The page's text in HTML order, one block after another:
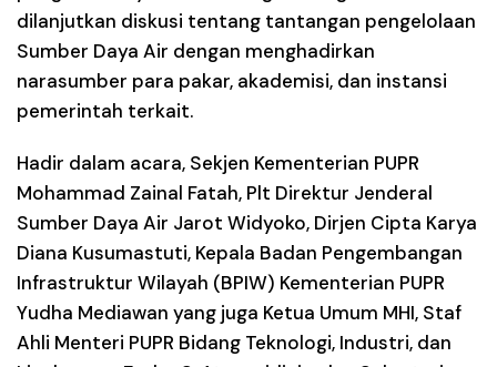
dilanjutkan diskusi tentang tantangan pengelolaan
Sumber Daya Air dengan menghadirkan
narasumber para pakar, akademisi, dan instansi
pemerintah terkait.
Hadir dalam acara, Sekjen Kementerian PUPR
Mohammad Zainal Fatah, Plt Direktur Jenderal
Sumber Daya Air Jarot Widyoko, Dirjen Cipta Karya
Diana Kusumastuti, Kepala Badan Pengembangan
Infrastruktur Wilayah (BPIW) Kementerian PUPR
Yudha Mediawan yang juga Ketua Umum MHI, Staf
Ahli Menteri PUPR Bidang Teknologi, Industri, dan